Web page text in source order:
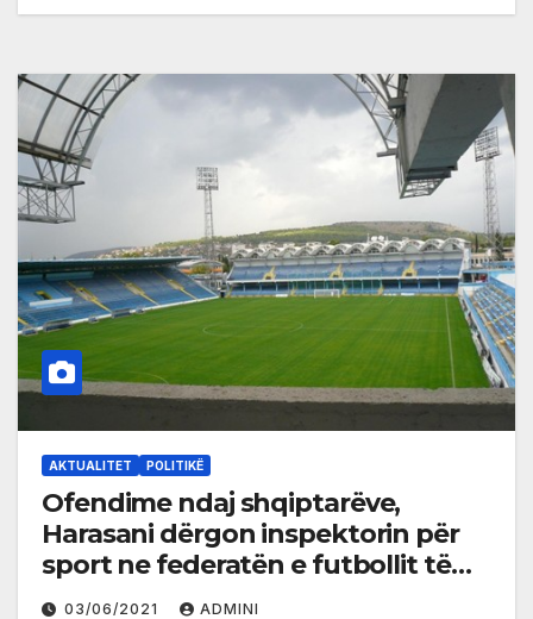
AKTUALITET POLITIKË
Ofendime ndaj shqiptarëve,
Harasani dërgon inspektorin për
sport ne federatën e futbollit të
Malit të Zi
03/06/2021 ADMINI